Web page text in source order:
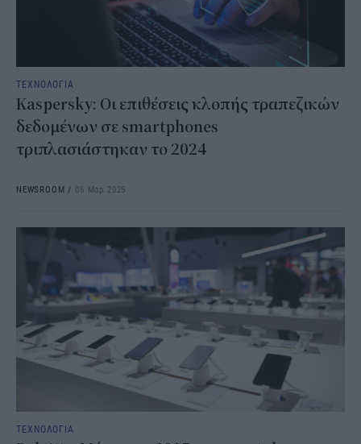
ΤΕΧΝΟΛΟΓΙΑ
Kaspersky: Οι επιθέσεις κλοπής τραπεζικών
δεδομένων σε smartphones
τριπλασιάστηκαν το 2024
NEWSROOM / 06 Μαρ 2025
ΤΕΧΝΟΛΟΓΙΑ